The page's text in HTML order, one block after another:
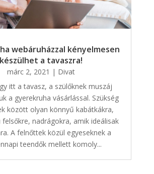
webáruházzal kényelmesen
készülhet a tavaszra!
márc 2, 2021 | Divat
itt a tavasz, a szülőknek muszáj
a gyerekruha vásárlással. Szükség
között olyan könnyű kabátkákra,
nadrágokra, amik ideálisak
A felnőttek közül egyeseknek a
teendők mellett komoly...